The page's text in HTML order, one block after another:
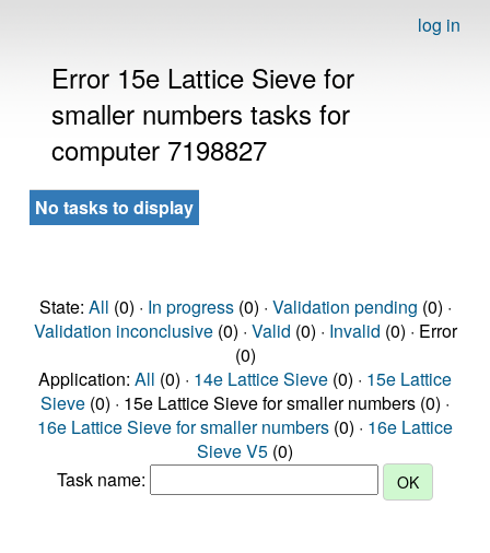
log in
Error 15e Lattice Sieve for
smaller numbers tasks for
computer 7198827
No tasks to display
State: All (0) · In progress(0) · Validation pending (0) ·
Validation inconclusive(0) · Valid (0) · Invalid (0) · Error
(0)
Application: All (0) · 14e Lattice Sieve (0) · 15e Lattice
Sieve (0) · 15e Lattice Sieve for smaller numbers (0) ·
16e Lattice Sieve for smaller numbers (0) · 16e Lattice
Sieve V5 (0)
Task name: